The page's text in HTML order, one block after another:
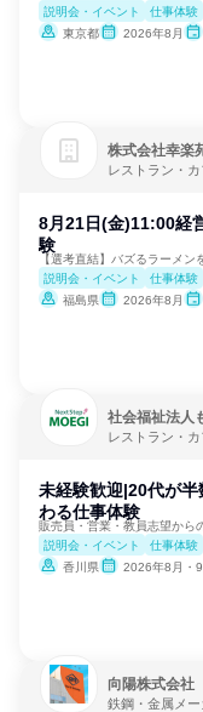
説明会・イベント
仕事体験
東京都
2026年8月
株式会社幸楽
レストラン・
8月21日(金)11:00経
験
【選考直結】バズるラーメン
説明会・イベント
仕事体験
福島県
2026年8月
社会福祉法人
レストラン・
未経験歓迎|20代が
わる仕事体験
説明会・イベント
仕事体験
香川県
2026年8月・
向陽株式会社
鉄鋼・金属メー